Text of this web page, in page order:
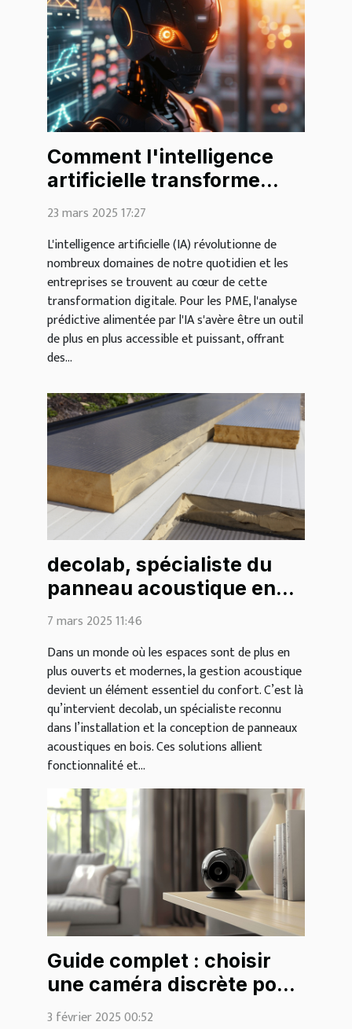
Comment l'intelligence
artificielle transforme
l'analyse prédictive dans
23 mars 2025 17:27
L'intelligence artificielle (IA) révolutionne de
nombreux domaines de notre quotidien et les
entreprises se trouvent au cœur de cette
transformation digitale. Pour les PME, l'analyse
prédictive alimentée par l'IA s'avère être un outil
de plus en plus accessible et puissant, offrant
des...
decolab, spécialiste du
panneau acoustique en
bois
7 mars 2025 11:46
Dans un monde où les espaces sont de plus en
plus ouverts et modernes, la gestion acoustique
devient un élément essentiel du confort. C’est là
qu’intervient decolab, un spécialiste reconnu
dans l’installation et la conception de panneaux
acoustiques en bois. Ces solutions allient
fonctionnalité et...
Guide complet : choisir
une caméra discrète pour
la surveillance
3 février 2025 00:52